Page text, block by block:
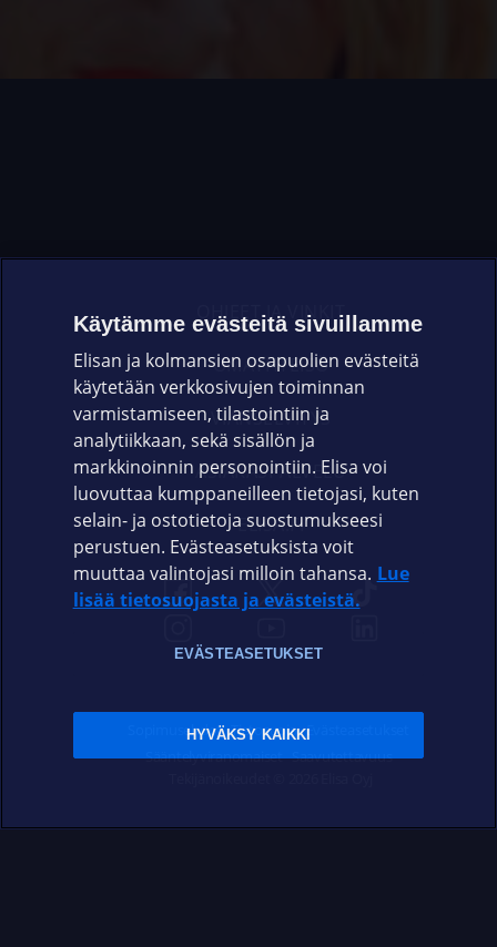
OHJEET JA VINKIT
OMAYHTEISÖ
VIANSELVITYS
ASIAKASPALVELU
ELISA.FI
Sopimusehdot Tietosuoja Evästeasetukset
Sääntelyviranomaiset Saavutettavuus
Käytämme evästeitä sivuillamme
Elisan ja kolmansien osapuolien evästeitä
käytetään verkkosivujen toiminnan
varmistamiseen, tilastointiin ja
analytiikkaan, sekä sisällön ja
markkinoinnin personointiin. Elisa voi
luovuttaa kumppaneilleen tietojasi, kuten
selain- ja ostotietoja suostumukseesi
perustuen. Evästeasetuksista voit
muuttaa valintojasi milloin tahansa. Lue
lisää tietosuojasta ja evästeistä.
EVÄSTEASETUKSET
HYVÄKSY KAIKKI